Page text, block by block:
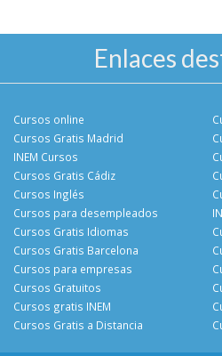
Enlaces
Cursos online
Cursos Gratis Madrid
INEM Cursos
Cursos Gratis Cádiz
Cursos Inglés
Cursos para desempleados
Cursos Gratis Idiomas
Cursos Gratis Barcelona
Cursos para empresas
Cursos Gratuitos
Cursos gratis INEM
Cursos Gratis a Distancia